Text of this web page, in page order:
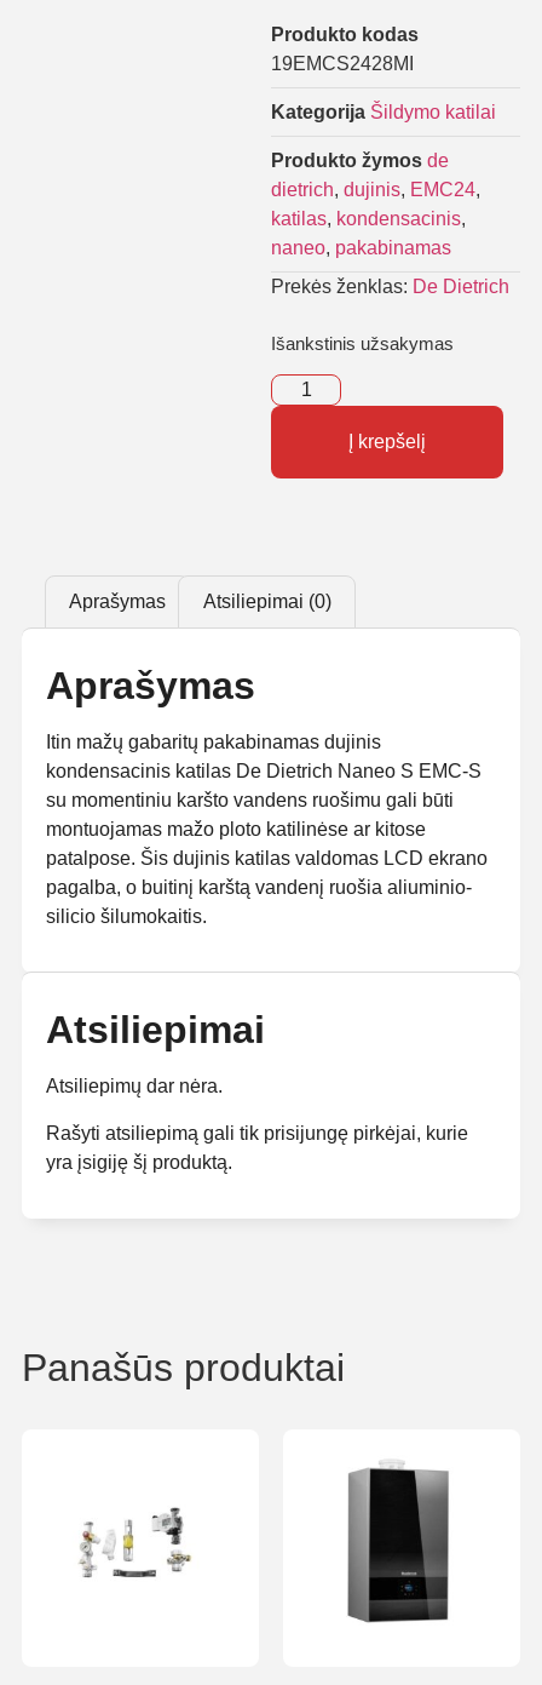
Produkto kodas
19EMCS2428MI
Kategorija Šildymo katilai
Produkto žymos de
dietrich, dujinis, EMC24,
katilas, kondensacinis,
naneo, pakabinamas
Prekės ženklas: De Dietrich
Išankstinis užsakymas
Į krepšelį
Aprašymas Atsiliepimai (0)
Aprašymas
Itin mažų gabaritų pakabinamas dujinis
kondensacinis katilas De Dietrich Naneo S EMC-S
su momentiniu karšto vandens ruošimu gali būti
montuojamas mažo ploto katilinėse ar kitose
patalpose. Šis dujinis katilas valdomas LCD ekrano
pagalba, o buitinį karštą vandenį ruošia aliuminio-
silicio šilumokaitis.
Atsiliepimai
Atsiliepimų dar nėra.
Rašyti atsiliepimą gali tik prisijungę pirkėjai, kurie
yra įsigiję šį produktą.
Panašūs produktai